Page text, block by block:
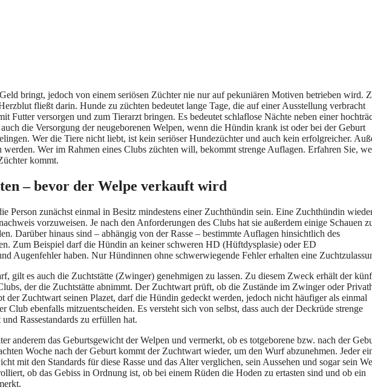
bringt, jedoch von einem seriösen Züchter nie nur auf pekuniären Motiven betrieben wird.
fließt darin. Hunde zu züchten bedeutet lange Tage, die auf einer Ausstellung verbracht
Futter versorgen und zum Tierarzt bringen. Es bedeutet schlaflose Nächte neben einer
die Versorgung der neugeborenen Welpen, wenn die Hündin krank ist oder bei der Geburt
Wer die Tiere nicht liebt, ist kein seriöser Hundezüchter und auch kein erfolgreicher.
Wer im Rahmen eines Clubs züchten will, bekommt strenge Auflagen. Erfahren Sie,
kommt.
– bevor der Welpe verkauft wird
Person zunächst einmal in Besitz mindestens einer Zuchthündin sein. Eine Zuchthündin
vorzuweisen. Je nach den Anforderungen des Clubs hat sie außerdem einige Schauen
Darüber hinaus sind – abhängig von der Rasse – bestimmte Auflagen hinsichtlich des
Zum Beispiel darf die Hündin an keiner schweren HD (Hüftdysplasie) oder ED
Augenfehler haben. Nur Hündinnen ohne schwerwiegende Fehler erhalten eine
gilt es auch die Zuchtstätte (Zwinger) genehmigen zu lassen. Zu diesem Zweck erhält der
der die Zuchtstätte abnimmt. Der Zuchtwart prüft, ob die Zustände im Zwinger oder
Zuchtwart seinen Plazet, darf die Hündin gedeckt werden, jedoch nicht häufiger als einmal
Club ebenfalls mitzuentscheiden. Es versteht sich von selbst, dass auch der Deckrüde strenge
Rassestandards zu erfüllen hat.
anderem das Geburtsgewicht der Welpen und vermerkt, ob es totgeborene bzw. nach der
Woche nach der Geburt kommt der Zuchtwart wieder, um den Wurf abzunehmen. Jeder
mit den Standards für diese Rasse und das Alter verglichen, sein Aussehen und sogar sein
ob das Gebiss in Ordnung ist, ob bei einem Rüden die Hoden zu ertasten sind und ob ein